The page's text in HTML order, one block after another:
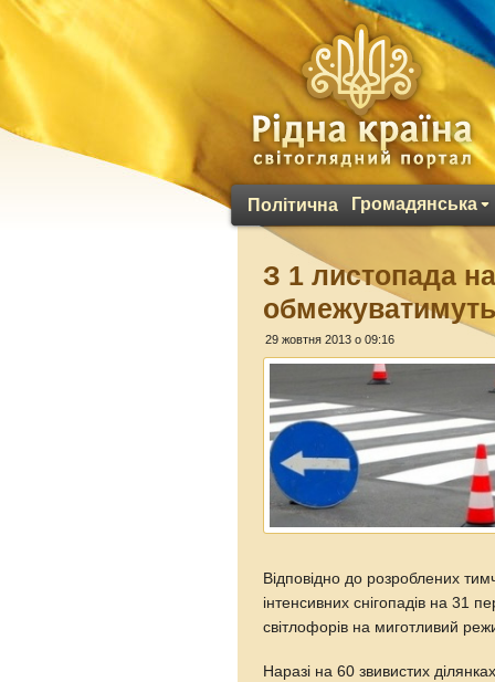
Політична Громадянська
З 1 листопада
29 жовтня 2013 о 09:16
Відповідно до розроблених
інтенсивних снігопадів на 31
світлофорів на миготливий
Наразі на 60 звивистих